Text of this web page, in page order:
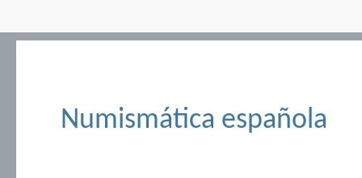
Numismática española